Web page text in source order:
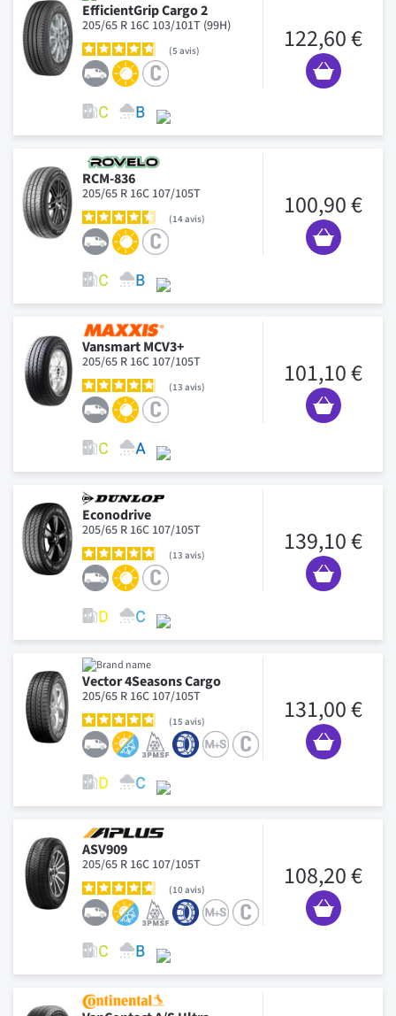
EfficientGrip Cargo 2
205/65 R 16C 103/101T (99H)
5 avis 122,60 €
RCM-836
205/65 R 16C 107/105T
14avis 100,90 €
Vansmart MCV3+
205/65 R 16C 107/105T
13 avis 101,10 €
Econodrive
205/65 R 16C 107/105T
13 avis 139,10 €
Vector 4Seasons Cargo
205/65 R 16C 107/105T
15 avis 131,00 €
ASV909
205/65 R 16C 107/105T
10avis 108,20 €